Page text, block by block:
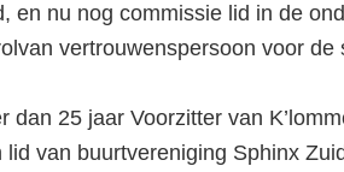
en nu nog commissie lid in de
vertrouwenspersoon voor de
dan 25 jaar Voorzitter van
lid van buurtvereniging Sphinx